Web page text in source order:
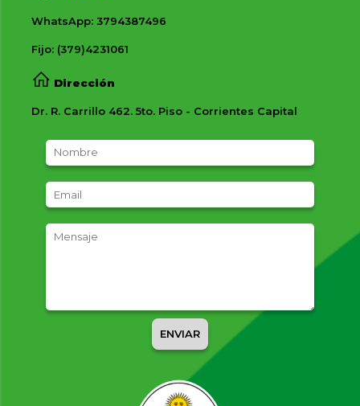
WhatsApp: 3794387496
Fijo: (379)4231061
Dirección
Dr. R. Carrillo 462. 5to. Piso - Corrientes Capital
ENVIAR